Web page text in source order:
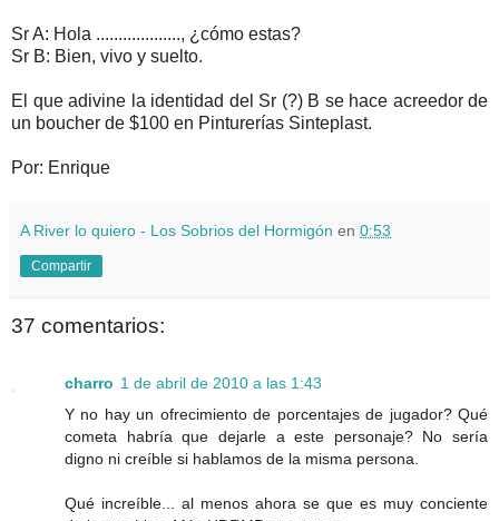
SrA: Hola ..................., ¿cómo estas?
Sr B: Bien, vivo y suelto.
El que adivine la identidad del Sr (?) B se hace acreedor de
un boucher de $100 en Pinturerías Sinteplast.
Por: Enrique
A River lo quiero - Los Sobrios del Hormigón en 0:53
Compartir
37 comentarios:
charro 1 de abril de 2010 a las 1:43
Y no hay un ofrecimiento de porcentajes de jugador? Qué
cometa habría que dejarle a este personaje? No sería
digno ni creíble si hablamos de la misma persona.
Qué increíble... al menos ahora se que es muy conciente